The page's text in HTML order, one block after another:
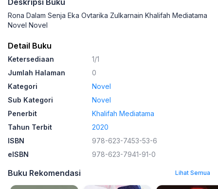
Deskripsi Buku
Rona Dalam Senja Eka Ovtarika Zulkarnain Khalifah Mediatama
Novel Novel
Detail Buku
Ketersediaan
1/1
Jumlah Halaman
0
Kategori
Novel
Sub Kategori
Novel
Penerbit
Khalifah Mediatama
Tahun Terbit
2020
ISBN
978-623-7453-53-6
eISBN
978-623-7941-91-0
Buku Rekomendasi Lihat Semua